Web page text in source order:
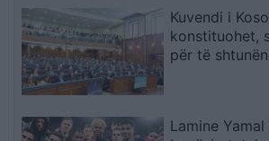
Kuvendi i
konstituohet,
për të shtunën
Lamine